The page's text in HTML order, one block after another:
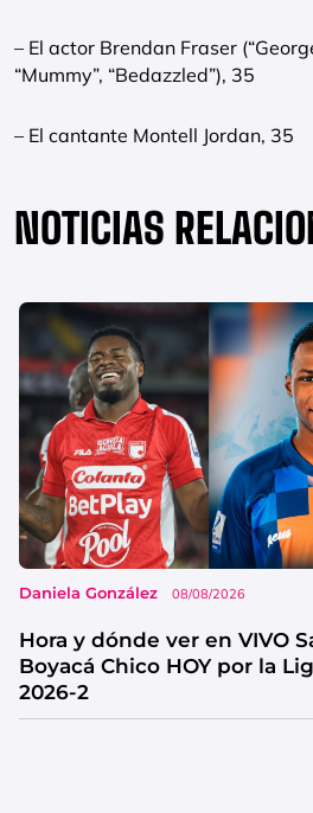
– El actor Brendan Fraser
“Mummy”, “Bedazzled”), 35
– El cantante Montell Jordan, 35
NOTICIAS
Daniela González 08/08/2026
Hora y dónde ver en VIVO
Boyacá Chico HOY por la
2026-2